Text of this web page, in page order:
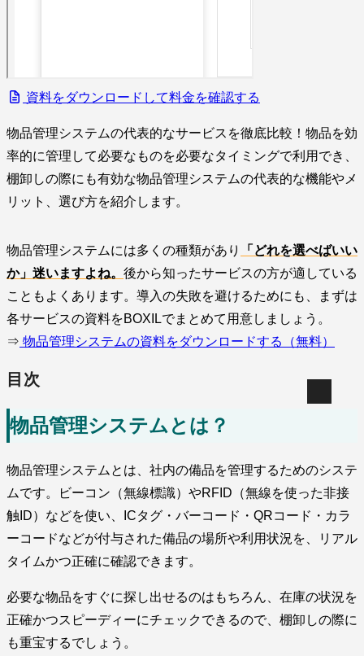
資料をダウンロードして料金を確認する
物品管理システムの代表的なサービスを徹底比較！物品を効
率的に管理して必要なものを必要なタイミングで利用でき、
棚卸しの際にも有効な物品管理システムの代表的な機能やメ
リット、選び方を紹介します。
物品管理システムには多くの種類があり
「どれを選べばいい
か」迷いますよね。 後から知ったサービスの方が適している
こともよくあります。導入の失敗を避けるためにも、まずは
各サービスの資料をBOXILでまとめて用意しましょう。
⇒ 物品管理システムの資料をダウンロードする（無料）
目次
物品管理システムとは？
物品管理システムとは、社内の備品を管理するためのシステ
ムです。ビーコン（無線標識）やRFID（無線を使った非接
触ID）などを使い、ICタグ・バーコード・QRコード・カラ
ーコードなどが付与された備品の場所や利用状況を、リアル
タイムかつ正確に確認できます。
必要な物品をすぐに探し出せるのはもちろん、在庫の状況を
正確かつスピーディーにチェックできるので、棚卸しの際に
も重宝するでしょう。